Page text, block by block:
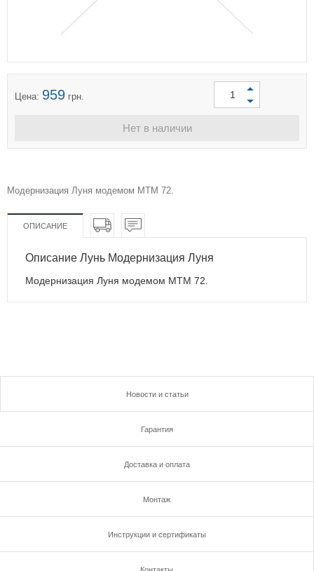
Цена: 959 грн.
Нет в наличии
Модернизация Луня модемом МТМ 72.
ОПИСАНИЕ
Описание Лунь Модернизация Луня
Модернизация Луня модемом МТМ 72.
Новости и статьи
Гарантия
Доставка и оплата
Монтаж
Инструкции и сертификаты